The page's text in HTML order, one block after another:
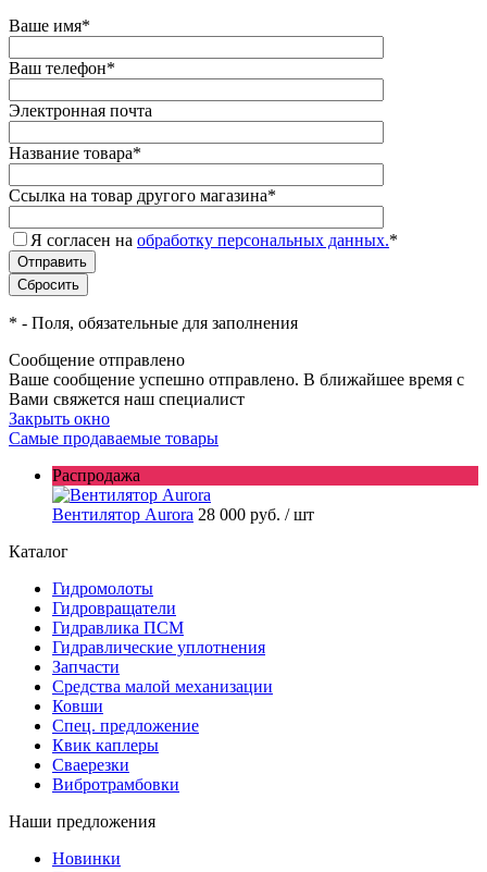
Ваше имя*
Ваш телефон*
Электронная почта
Название товара*
Ссылка на товар другого магазина*
Я согласен на обработку персональных данных.*
* - Поля, обязательные для заполнения
Сообщение отправлено
Ваше сообщение успешно отправлено. В ближайшее время с
Вами свяжется наш специалист
Закрыть окно
Самые продаваемые товары
Распродажа
Вентилятор Aurora 28 000 руб. / шт
Каталог
Гидромолоты
Гидровращатели
Гидравлика ПСМ
Гидравлические уплотнения
Запчасти
Средства малой механизации
Ковши
Спец. предложение
Квик каплеры
Сваерезки
Вибротрамбовки
Наши предложения
Новинки